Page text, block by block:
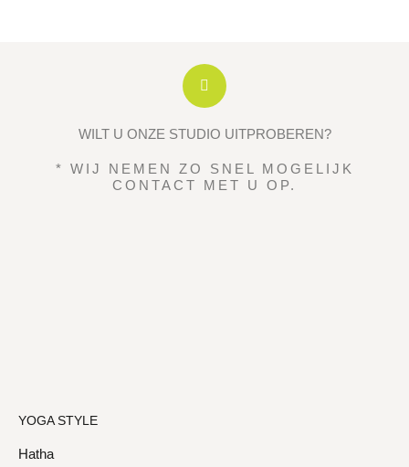
WILT U ONZE STUDIO UITPROBEREN?
* WIJ NEMEN ZO SNEL MOGELIJK
CONTACT MET U OP.
YOGA STYLE
Hatha